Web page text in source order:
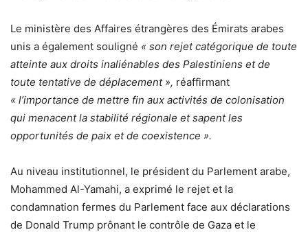
Le ministère des Affaires étrangères des Émirats arabes
unis a également souligné « son rejet catégorique de toute
atteinte aux droits inaliénables des Palestiniens et de
toute tentative de déplacement », réaffirmant
« l’importance de mettre fin aux activités de colonisation
qui menacent la stabilité régionale et sapent les
opportunités de paix et de coexistence ».
Au niveau institutionnel, le président du Parlement arabe,
Mohammed Al-Yamahi, a exprimé le rejet et la
condamnation fermes du Parlement face aux déclarations
de Donald Trump prônant le contrôle de Gaza et le